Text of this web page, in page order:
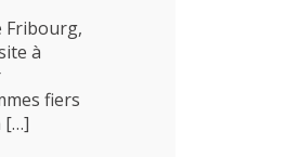
Fribourg,
à
fiers
[…]